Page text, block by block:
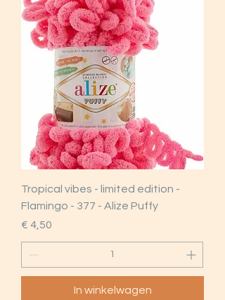
Tropical vibes - limited edition -
Flamingo - 377 - Alize Puffy
Prijs
€ 4,50
In winkelwagen